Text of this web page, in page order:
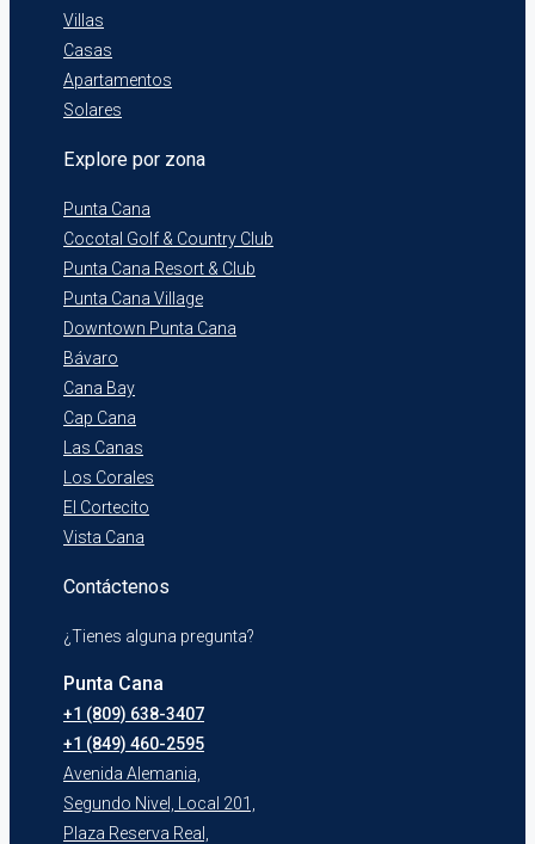
Villas
Casas
Apartamentos
Solares
Explore por zona
Punta Cana
Cocotal Golf & Country Club
Punta Cana Resort & Club
Punta Cana Village
Downtown Punta Cana
Bávaro
Cana Bay
Cap Cana
Las Canas
Los Corales
El Cortecito
Vista Cana
Contáctenos
¿Tienes alguna pregunta?
Punta Cana
+1 (809) 638-3407
+1 (849) 460-2595
Avenida Alemania,
Segundo Nivel, Local 201,
Plaza Reserva Real,